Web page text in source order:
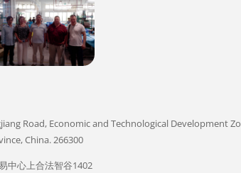
Road, Economic and Technological Development
China. 266300
中心上合法智谷1402